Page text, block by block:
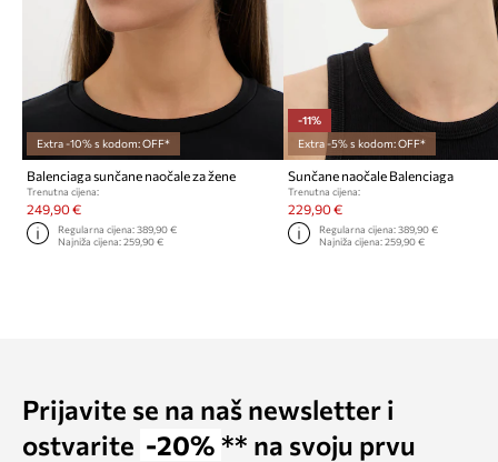
Extra -10% s kodom: OFF*
Balenciaga sunčane naočale za žene
Trenutna cijena:
249,90 €
Regularna cijena:389,90 €
Najniža cijena:259,90 €
-11%
Extra -5% s kodom: OFF*
Sunčane naočale Balenciaga
Trenutna cijena:
229,90 €
Regularna cijena: 389,90 €
Najniža cijena: 259,90 €
Prijavite se na naš newsletter i
ostvarite -20% ** na svoju prvu